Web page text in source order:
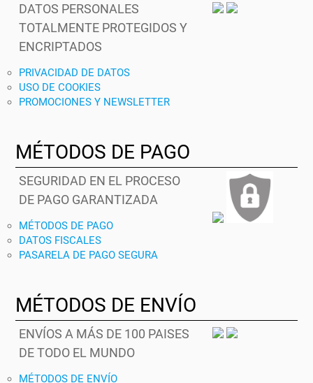
DATOS PERSONALES
TOTALMENTE PROTEGIDOS Y
ENCRIPTADOS
PRIVACIDAD DE DATOS
USO DE COOKIES
PROMOCIONES Y NEWSLETTER
MÉTODOS DE PAGO
SEGURIDAD EN EL PROCESO
DE PAGO GARANTIZADA
MÉTODOS DE PAGO
DATOS FISCALES
PASARELA DE PAGO SEGURA
MÉTODOS DE ENVÍO
ENVÍOS A MÁS DE 100 PAISES
DE TODO EL MUNDO
MÉTODOS DE ENVÍO